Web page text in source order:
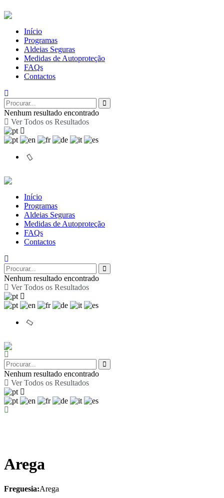
Início
Programas
Aldeias Seguras
Medidas de Autoproteção
FAQs
Contactos
Nenhum resultado encontrado
Ver Todos os Resultados
Início
Programas
Aldeias Seguras
Medidas de Autoproteção
FAQs
Contactos
Nenhum resultado encontrado
Ver Todos os Resultados
Nenhum resultado encontrado
Ver Todos os Resultados
Arega
Freguesia:Arega